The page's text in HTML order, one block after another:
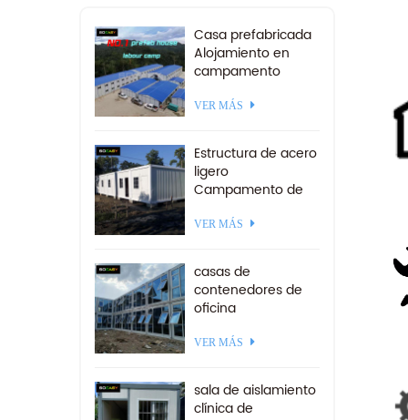
Casa prefabricada
Alojamiento en
campamento
trabajo
venta
VER MÁS
Estructura de acero
ligero
Campamento de
desmontables 20
VER MÁS
casas de
contenedores de
oficina
paquete de
ensamblado rápido
VER MÁS
sala de aislamiento
clínica de